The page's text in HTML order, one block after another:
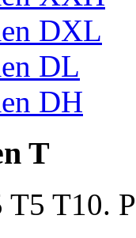
DXL
DL
DH
T
T5 T10.